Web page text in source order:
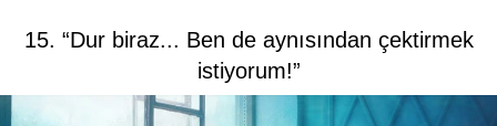
15. “Dur biraz... Ben de aynısından çektirmek
istiyorum!”